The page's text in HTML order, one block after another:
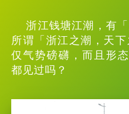
浙江钱塘江潮，有「
所谓「浙江之潮，天
仅气势磅礴，而且形
都见过吗？